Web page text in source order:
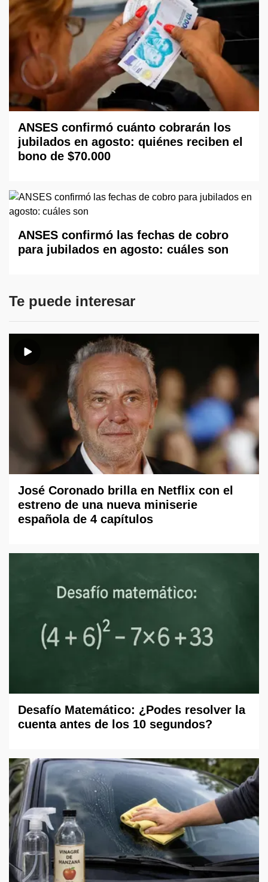
ANSES confirmó cuánto cobrarán los
jubilados en agosto: quiénes reciben el
bono de $70.000
ANSES confirmó las fechas de cobro
para jubilados en agosto: cuáles son
Te puede interesar
José Coronado brilla en Netflix con el
estreno de una nueva miniserie
española de 4 capítulos
Desafío Matemático: ¿Podes resolver la
cuenta antes de los 10 segundos?